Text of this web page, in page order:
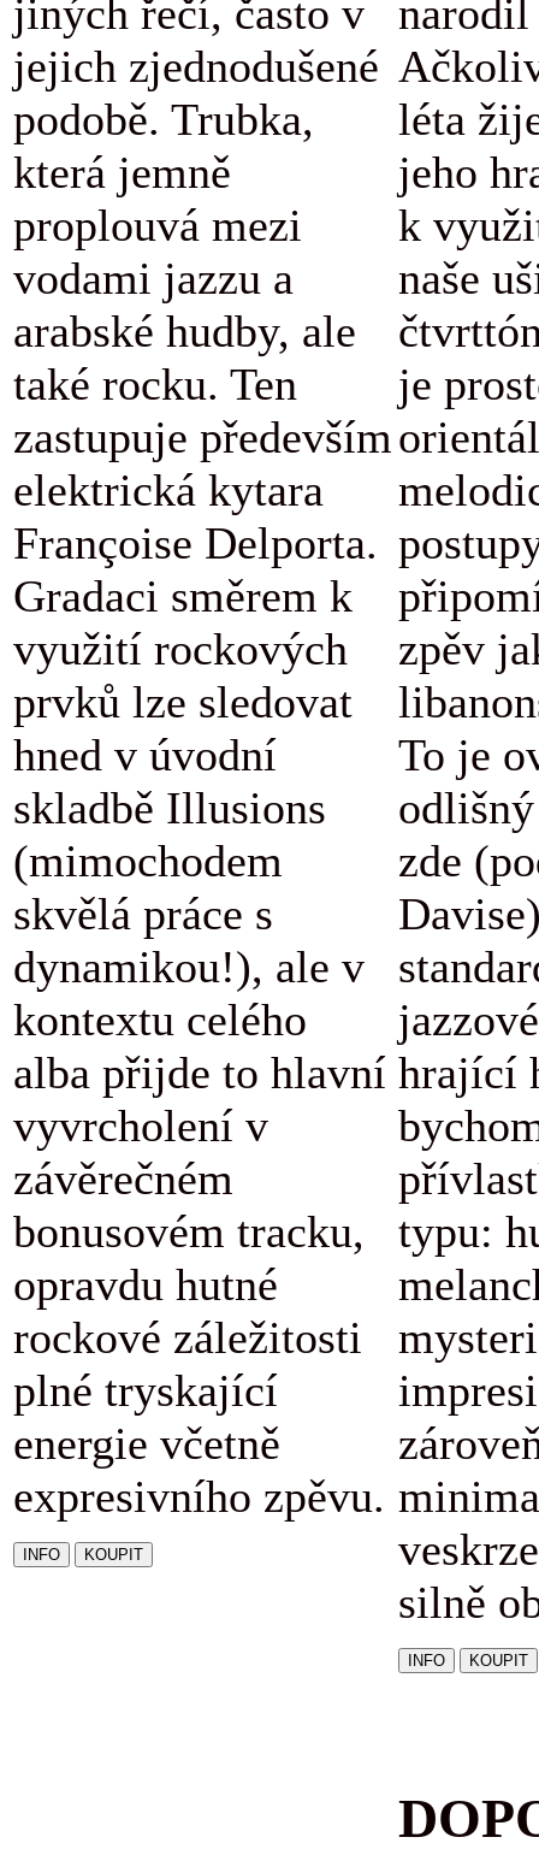
jiných řečí, často v
jejich zjednodušené
podobě. Trubka,
která jemně
proplouvá mezi
vodami jazzu a
arabské hudby, ale
také rocku. Ten
zastupuje především
elektrická kytara
Françoise Delporta.
Gradaci směrem k
využití rockových
prvků lze sledovat
hned v úvodní
skladbě Illusions
(mimochodem
skvělá práce s
dynamikou!), ale v
kontextu celého
alba přijde to hlavní
vyvrcholení v
závěrečném
bonusovém tracku,
opravdu hutné
rockové záležitosti
plné tryskající
energie včetně
expresivního zpěvu.
léta
jeho
k
naše
je
zpěv
To je
zde
hrající
typu:
silně